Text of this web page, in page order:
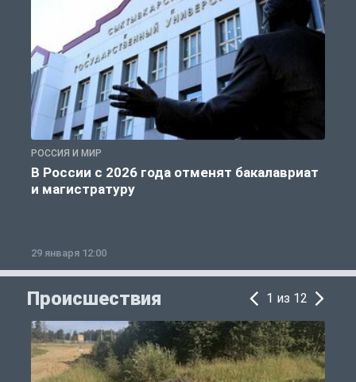
РОССИЯ И МИР
В России с 2026 года отменят бакалавриат
и магистратуру
29 января 12:00
Происшествия 1 из 12